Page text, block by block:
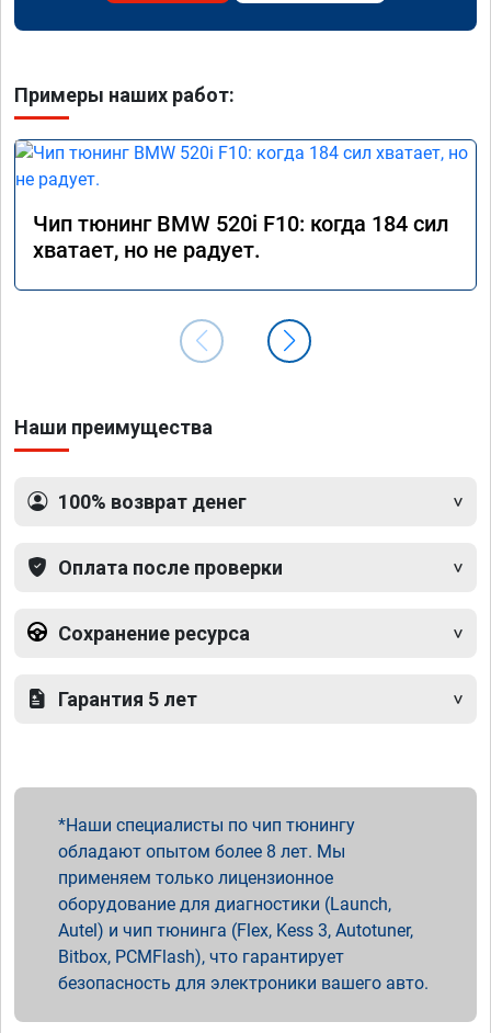
Примеры наших работ:
Чип тюнинг BMW 520i F10: когда 184 сил
хватает, но не радует.
Наши преимущества
100% возврат денег
Оплата после проверки
Сохранение ресурса
Гарантия 5 лет
Наши специалисты по чип тюнингу
обладают опытом более 8 лет. Мы
применяем только лицензионное
оборудование для диагностики (Launch,
Autel) и чип тюнинга (Flex, Kess 3, Autotuner,
Bitbox, PCMFlash), что гарантирует
безопасность для электроники вашего авто.